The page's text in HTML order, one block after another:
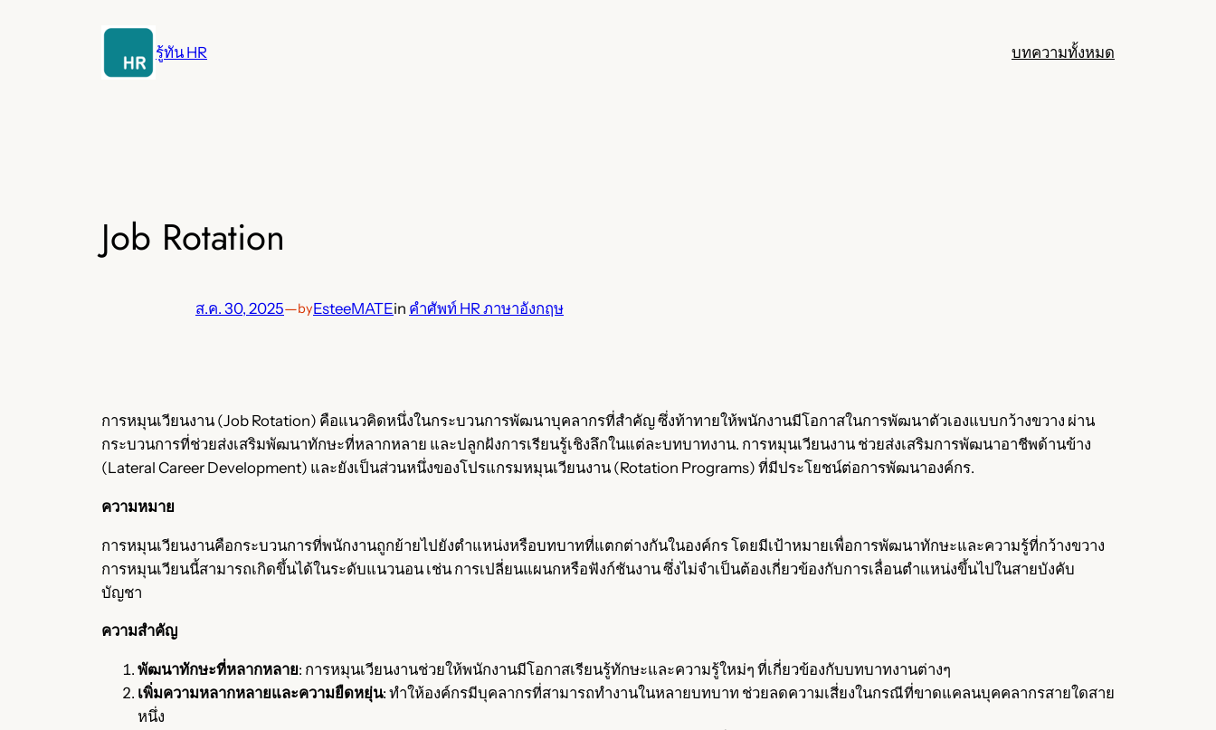
รู้ทัน HR บทความทั้งหมด
Job Rotation
ส.ค. 30, 2025—byEsteeMATEin คำศัพท์ HR ภาษาอังกฤษ
การหมุนเวียนงาน (Job Rotation) คือแนวคิดหนึ่งในกระบวนการพัฒนาบุคลากรที่สำคัญ ซึ่งท้าทายให้พนักงานมีโอกาสในการพัฒนาตัวเองแบบกว้างขวาง ผ่าน
กระบวนการที่ช่วยส่งเสริมพัฒนาทักษะที่หลากหลาย และปลูกฝังการเรียนรู้เชิงลึกในแต่ละบทบาทงาน. การหมุนเวียนงาน ช่วยส่งเสริมการพัฒนาอาชีพด้านข้าง
(Lateral Career Development) และยังเป็นส่วนหนึ่งของโปรแกรมหมุนเวียนงาน (Rotation Programs) ที่มีประโยชน์ต่อการพัฒนาองค์กร.
ความหมาย
การหมุนเวียนงานคือกระบวนการที่พนักงานถูกย้ายไปยังตำแหน่งหรือบทบาทที่แตกต่างกันในองค์กร โดยมีเป้าหมายเพื่อการพัฒนาทักษะและความรู้ที่กว้างขวาง
การหมุนเวียนนี้สามารถเกิดขึ้นได้ในระดับแนวนอน เช่น การเปลี่ยนแผนกหรือฟังก์ชันงาน ซึ่งไม่จำเป็นต้องเกี่ยวข้องกับการเลื่อนตำแหน่งขึ้นไปในสายบังคับ
บัญชา
ความสำคัญ
พัฒนาทักษะที่หลากหลาย: การหมุนเวียนงานช่วยให้พนักงานมีโอกาสเรียนรู้ทักษะและความรู้ใหม่ๆ ที่เกี่ยวข้องกับบทบาทงานต่างๆ
เพิ่มความหลากหลายและความยืดหยุ่น: ทำให้องค์กรมีบุคลากรที่สามารถทำงานในหลายบทบาท ช่วยลดความเสี่ยงในกรณีที่ขาดแคลนบุคคลากรสายใดสาย
หนึ่ง